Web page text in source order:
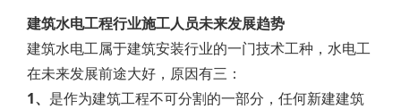
建筑水电工程行业施工人员未来发展趋势
建筑水电工属于建筑安装行业的一门技术工种，水电工
在未来发展前途大好，原因有三：
1、 是作为建筑工程不可分割的一部分，任何新建建筑